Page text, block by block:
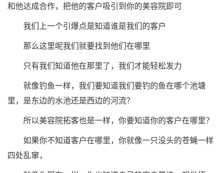
和他达成合作，把他的客户吸引到你的美容院即可
我们上一个引爆点是知道谁是我们的客户
那么这里呢我们就要找到他们在哪里
只有我们知道他在那里了，我们才能轻松发力
就像钓鱼一样，我们要知道我们要钓的鱼在哪个池塘
里，是东边的水池还是西边的河流？
所以美容院拓客也是一样，你要知道你的客户在哪里？
如果你不知道客户在哪里，你就像一只没头的苍蝇一样
四处乱窜，